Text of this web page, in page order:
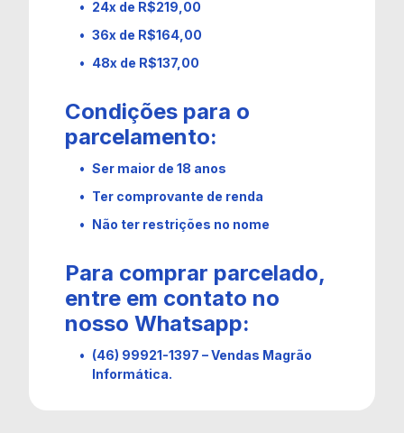
24x de R$219,00
36x de R$164,00
48x de R$137,00
Condições para o
parcelamento:
Ser maior de 18 anos
Ter comprovante de renda
Não ter restrições no nome
Para comprar parcelado,
entre em contato no
nosso Whatsapp:
(46) 99921-1397 – Vendas Magrão
Informática.